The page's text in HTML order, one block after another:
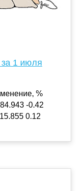
1 июля
%
-0.42
0.12